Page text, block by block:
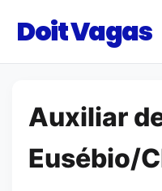
Doit Vagas
Auxiliar
Eusébio/